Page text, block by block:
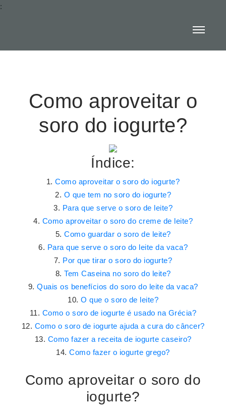
:
Como aproveitar o
soro do iogurte?
Índice:
Como aproveitar o soro do iogurte?
O que tem no soro do iogurte?
Para que serve o soro de leite?
Como aproveitar o soro do creme de leite?
Como guardar o soro de leite?
Para que serve o soro do leite da vaca?
Por que tirar o soro do iogurte?
Tem Caseina no soro do leite?
Quais os benefícios do soro do leite da vaca?
O que o soro de leite?
Como o soro de iogurte é usado na Grécia?
Como o soro de iogurte ajuda a cura do câncer?
Como fazer a receita de iogurte caseiro?
Como fazer o iogurte grego?
Como aproveitar o soro do
iogurte?